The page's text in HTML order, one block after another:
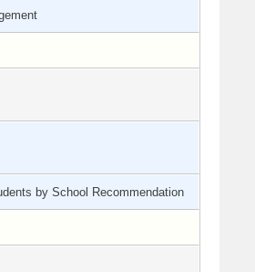
by School Recommendation